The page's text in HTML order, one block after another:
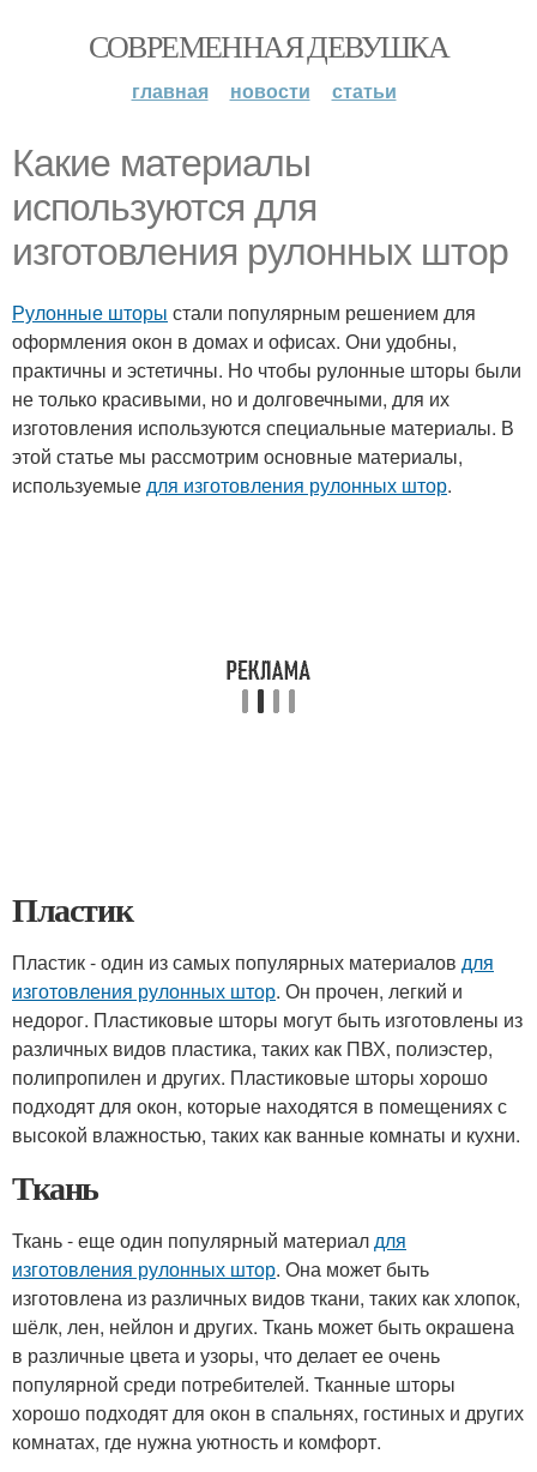
СОВРЕМЕННАЯ ДЕВУШКА
главная новости статьи
Какие материалы
используются для
изготовления рулонных штор
Рулонные шторы стали популярным решением для
оформления окон в домах и офисах. Они удобны,
практичны и эстетичны. Но чтобы рулонные шторы были
не только красивыми, но и долговечными, для их
изготовления используются специальные материалы. В
этой статье мы рассмотрим основные материалы,
используемыедля изготовления рулонных штор.
Пластик
Пластик - один из самых популярных материалов для
изготовления рулонных штор. Он прочен, легкий и
недорог. Пластиковые шторы могут быть изготовлены из
различных видов пластика, таких как ПВХ, полиэстер,
полипропилен и других. Пластиковые шторы хорошо
подходят для окон, которые находятся в помещениях с
высокой влажностью, таких как ванные комнаты и кухни.
Ткань
Ткань - еще один популярный материалдля
изготовления рулонных штор. Она может быть
изготовлена из различных видов ткани, таких как хлопок,
шёлк, лен, нейлон и других. Ткань может быть окрашена
в различные цвета и узоры, что делает ее очень
популярной среди потребителей. Тканные шторы
хорошо подходят для окон в спальнях, гостиных и других
комнатах, где нужна уютность и комфорт.